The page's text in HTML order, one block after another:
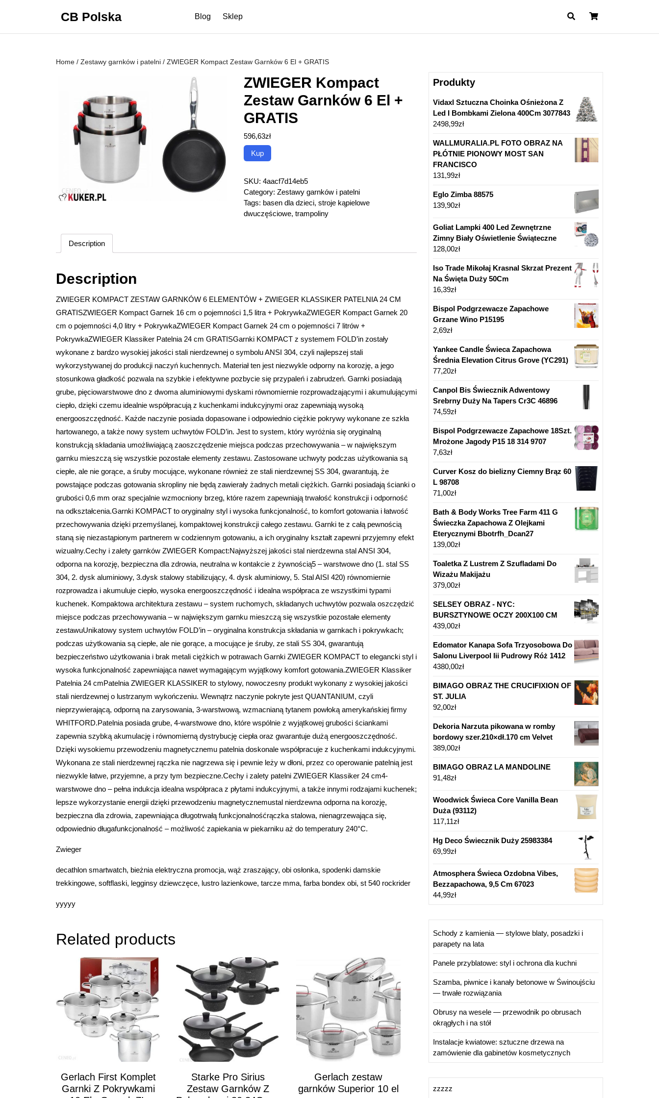
CB Polska Blog Sklep Cart
Home / Zestawy garnków i patelni / ZWIEGER Kompact Zestaw Garnków 6 El + GRATIS
ZWIEGER Kompact
Zestaw Garnków 6 El +
GRATIS
596,63zł
Kup
SKU: 4aacf7d14eb5
Category: Zestawy garnków i patelni
Tags: basen dla dzieci, stroje kąpielowe
dwuczęściowe, trampoliny
Description
Description
ZWIEGER KOMPACT ZESTAW GARNKÓW 6 ELEMENTÓW + ZWIEGER KLASSIKER PATELNIA 24 CM
GRATISZWIEGER Kompact Garnek 16 cm o pojemności 1,5 litra + PokrywkaZWIEGER Kompact Garnek 20
cm o pojemności 4,0 litry + PokrywkaZWIEGER Kompact Garnek 24 cm o pojemności 7 litrów +
PokrywkaZWIEGER Klassiker Patelnia 24 cm GRATISGarnki KOMPACT z systemem FOLD’in zostały
wykonane z bardzo wysokiej jakości stali nierdzewnej o symbolu ANSI 304, czyli najlepszej stali
wykorzystywanej do produkcji naczyń kuchennych. Materiał ten jest niezwykle odporny na korozję, a jego
stosunkowa gładkość pozwala na szybkie i efektywne pozbycie się przypaleń i zabrudzeń. Garnki posiadają
grube, pięciowarstwowe dno z dwoma aluminiowymi dyskami równomiernie rozprowadzającymi i akumulującymi
ciepło, dzięki czemu idealnie współpracują z kuchenkami indukcyjnymi oraz zapewniają wysoką
energooszczędność. Każde naczynie posiada dopasowane i odpowiednio ciężkie pokrywy wykonane ze szkła
hartowanego, a także nowy system uchwytów FOLD’in. Jest to system, który wyróżnia się oryginalną
konstrukcją składania umożliwiającą zaoszczędzenie miejsca podczas przechowywania – w największym
garnku mieszczą się wszystkie pozostałe elementy zestawu. Zastosowane uchwyty podczas użytkowania są
ciepłe, ale nie gorące, a śruby mocujące, wykonane również ze stali nierdzewnej SS 304, gwarantują, że
powstające podczas gotowania skropliny nie będą zawierały żadnych metali ciężkich. Garnki posiadają ścianki o
grubości 0,6 mm oraz specjalnie wzmocniony brzeg, które razem zapewniają trwałość konstrukcji i odporność
na odkształcenia.Garnki KOMPACT to oryginalny styl i wysoka funkcjonalność, to komfort gotowania i łatwość
przechowywania dzięki przemyślanej, kompaktowej konstrukcji całego zestawu. Garnki te z całą pewnością
staną się niezastąpionym partnerem w codziennym gotowaniu, a ich oryginalny kształt zapewni przyjemny efekt
wizualny.Cechy i zalety garnków ZWIEGER Kompact:Najwyższej jakości stal nierdzewna stal ANSI 304,
odporna na korozję, bezpieczna dla zdrowia, neutralna w kontakcie z żywnością5 – warstwowe dno (1. stal SS
304, 2. dysk aluminiowy, 3.dysk stalowy stabilizujący, 4. dysk aluminiowy, 5. Stal AISI 420) równomiernie
rozprowadza i akumuluje ciepło, wysoka energooszczędność i idealna współpraca ze wszystkimi typami
kuchenek. Kompaktowa architektura zestawu – system ruchomych, składanych uchwytów pozwala oszczędzić
miejsce podczas przechowywania – w największym garnku mieszczą się wszystkie pozostałe elementy
zestawuUnikatowy system uchwytów FOLD’in – oryginalna konstrukcja składania w garnkach i pokrywkach;
podczas użytkowania są ciepłe, ale nie gorące, a mocujące je śruby, ze stali SS 304, gwarantują
bezpieczeństwo użytkowania i brak metali ciężkich w potrawach Garnki ZWIEGER KOMPACT to elegancki styl i
wysoka funkcjonalność zapewniająca nawet wymagającym wyjątkowy komfort gotowania.ZWIEGER Klassiker
Patelnia 24 cmPatelnia ZWIEGER KLASSIKER to stylowy, nowoczesny produkt wykonany z wysokiej jakości
stali nierdzewnej o lustrzanym wykończeniu. Wewnątrz naczynie pokryte jest QUANTANIUM, czyli
nieprzywierającą, odporną na zarysowania, 3-warstwową, wzmacnianą tytanem powłoką amerykańskiej firmy
WHITFORD.Patelnia posiada grube, 4-warstwowe dno, które wspólnie z wyjątkowej grubości ściankami
zapewnia szybką akumulację i równomierną dystrybucję ciepła oraz gwarantuje dużą energooszczędność.
Dzięki wysokiemu przewodzeniu magnetycznemu patelnia doskonale współpracuje z kuchenkami indukcyjnymi.
Wykonana ze stali nierdzewnej rączka nie nagrzewa się i pewnie leży w dłoni, przez co operowanie patelnią jest
niezwykle łatwe, przyjemne, a przy tym bezpieczne.Cechy i zalety patelni ZWIEGER Klassiker 24 cm4-
warstwowe dno – pełna indukcja idealna współpraca z płytami indukcyjnymi, a także innymi rodzajami kuchenek;
lepsze wykorzystanie energii dzięki przewodzeniu magnetycznemustal nierdzewna odporna na korozję,
bezpieczna dla zdrowia, zapewniająca długotrwałą funkcjonalnośćrączka stalowa, nienagrzewająca się,
odpowiednio długafunkcjonalność – możliwość zapiekania w piekarniku aż do temperatury 240°C.
Zwieger
decathlon smartwatch, bieżnia elektryczna promocja, wąż zraszający, obi osłonka, spodenki damskie
trekkingowe, softflaski, legginsy dziewczęce, lustro lazienkowe, tarcze mma, farba bondex obi, st 540 rockrider
yyyyy
Related products
Gerlach First Komplet
Garnki Z Pokrywkami
Starke Pro Sirius
Zestaw Garnków Z
Gerlach zestaw
garnków Superior 10 el
Produkty
Vidaxl Sztuczna Choinka Ośnieżona Z
Led I Bombkami Zielona 400Cm 3077843
2498,99zł
WALLMURALIA.PL FOTO OBRAZ NA
PŁÓTNIE PIONOWY MOST SAN
FRANCISCO
131,99zł
Eglo Zimba 88575
139,90zł
Goliat Lampki 400 Led Zewnętrzne
Zimny Biały Oświetlenie Świąteczne
128,00zł
Iso Trade Mikołaj Krasnal Skrzat Prezent
Na Święta Duży 50Cm
16,39zł
Bispol Podgrzewacze Zapachowe
Grzane Wino P15195
2,69zł
Yankee Candle Świeca Zapachowa
Średnia Elevation Citrus Grove (YC291)
77,20zł
Canpol Bis Świecznik Adwentowy
Srebrny Duży Na Tapers Cr3C 46896
74,59zł
Bispol Podgrzewacze Zapachowe 18Szt.
Mrożone Jagody P15 18 314 9707
7,63zł
Curver Kosz do bielizny Ciemny Brąz 60
L 98708
71,00zł
Bath & Body Works Tree Farm 411 G
Świeczka Zapachowa Z Olejkami
Eterycznymi Bbotrfh_Dcan27
139,00zł
Toaletka Z Lustrem Z Szufladami Do
Wizażu Makijażu
379,00zł
SELSEY OBRAZ - NYC:
BURSZTYNOWE OCZY 200X100 CM
439,00zł
Edomator Kanapa Sofa Trzyosobowa Do
Salonu Liverpool Iii Pudrowy Róż 1412
4380,00zł
BIMAGO OBRAZ THE CRUCIFIXION OF
ST. JULIA
92,00zł
Dekoria Narzuta pikowana w romby
bordowy szer.210×dł.170 cm Velvet
389,00zł
BIMAGO OBRAZ LA MANDOLINE
91,48zł
Woodwick Świeca Core Vanilla Bean
Duża (93112)
117,11zł
Hg Deco Świecznik Duży 25983384
69,99zł
Atmosphera Świeca Ozdobna Vibes,
Bezzapachowa, 9,5 Cm 67023
44,99zł
Schody z kamienia — stylowe blaty, posadzki i
parapety na lata
Panele przyblatowe: styl i ochrona dla kuchni
Szamba, piwnice i kanały betonowe w Świnoujściu
— trwałe rozwiązania
Obrusy na wesele — przewodnik po obrusach
okrągłych i na stół
Instalacje kwiatowe: sztuczne drzewa na
zamówienie dla gabinetów kosmetycznych
zzzzz